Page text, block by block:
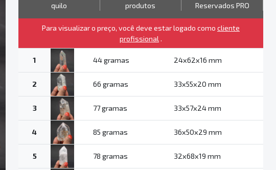
quilo produtos Reservados PRO
Para visualizar o preço, você deve estar logado como cliente
profissional .
1 44 gramas 24x62x16 mm
2 66 gramas 33x55x20 mm
3 77 gramas 33x57x24 mm
4 85 gramas 36x50x29 mm
5 78 gramas 32x68x19 mm